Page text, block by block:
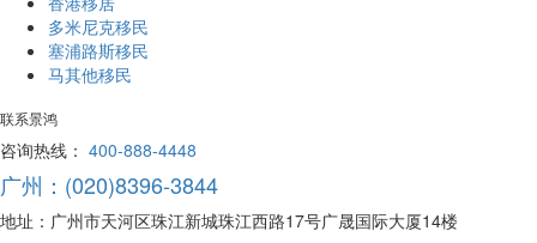
多米尼克移民
塞浦路斯移民
马其他移民
联系景鸿
咨询热线： 400-888-4448
广州：(020)8396-3844
地址：广州市天河区珠江新城珠江西路17号广晟国际大厦14楼